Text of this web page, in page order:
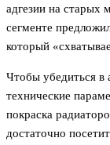
адгезии на старых
сегменте
который
Чтобы убедиться в
технические
покраска
достаточно